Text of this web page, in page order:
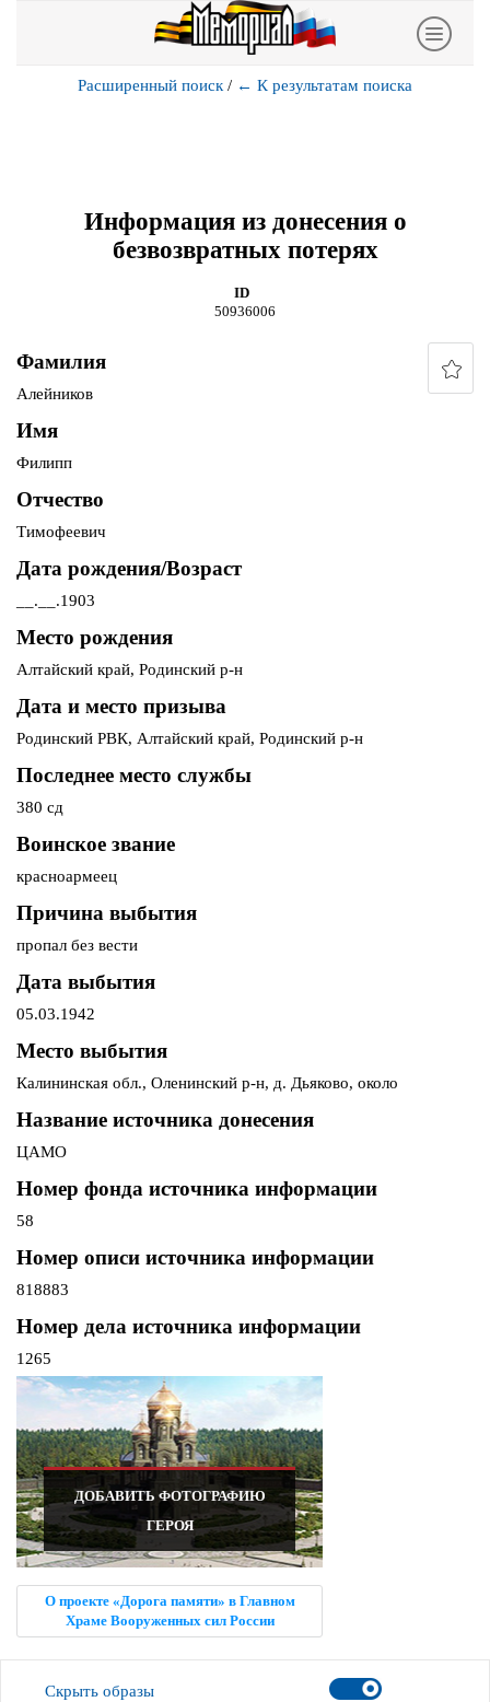
Расширенный поиск / ← К результатам поиска
Информация из донесения о
безвозвратных потерях
ID
50936006
Фамилия
Алейников
Имя
Филипп
Отчество
Тимофеевич
Дата рождения/Возраст
__.__.1903
Место рождения
Алтайский край, Родинский р-н
Дата и место призыва
Родинский РВК, Алтайский край, Родинский р-н
Последнее место службы
380 сд
Воинское звание
красноармеец
Причина выбытия
пропал без вести
Дата выбытия
05.03.1942
Место выбытия
Калининская обл., Оленинский р-н, д. Дьяково, около
Название источника донесения
ЦАМО
Номер фонда источника информации
58
Номер описи источника информации
818883
Номер дела источника информации
1265
ДОБАВИТЬ ФОТОГРАФИЮ
ГЕРОЯ
О проекте «Дорога памяти» в Главном
Храме Вооруженных сил России
Скрыть образы